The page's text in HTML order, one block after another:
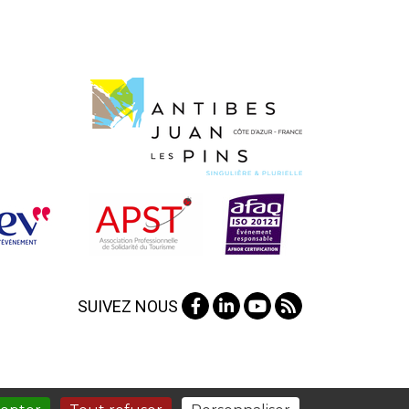
SUIVEZ NOUS
AIDE ET ACCESSIBILITÉ PLAN DU SITE HAUT DE PAGE